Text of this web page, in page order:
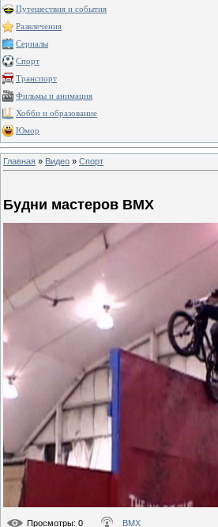
Путешествия и события
Развлечения
Сериалы
Спорт
Транспорт
Фильмы и анимация
Хобби и образование
Юмор
Главная » Видео » Спорт
Будни мастеров BMX
Просмотры: 0 BMX